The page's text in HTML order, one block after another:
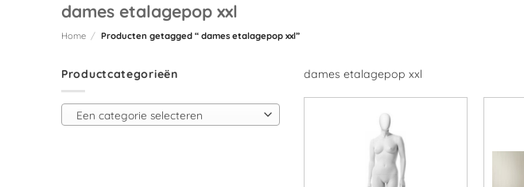
dames etalagepop xxl
Home / Producten getagged “ dames etalagepop xxl”
Productcategorieën
Een categorie selecteren
dames etalagepop xxl